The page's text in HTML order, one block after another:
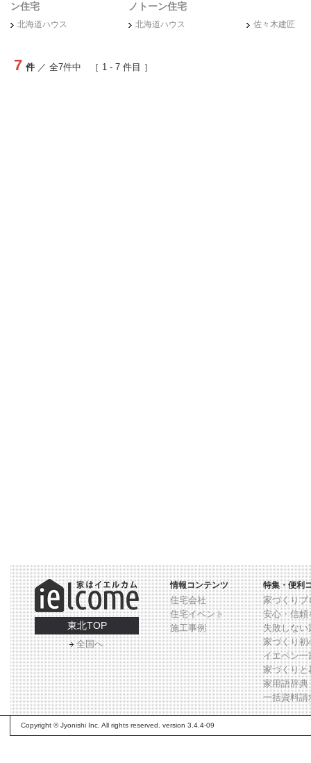
ン住宅
北海道ハウス
ノトーン住宅
北海道ハウス 佐々木建匠
7 件 ／ 全7件中 ［ 1 - 7 件目 ］
東北TOP
全国へ
情報コンテンツ
住宅会社
住宅イベント
施工事例
特集・便利
家づくりブ
安心・信頼
失敗しない
家づくり初
イエペン一
家づくりと
家用語辞典
一括資料請
Copyright © Jyonishi Inc. All rights reserved. version 3.4.4-09